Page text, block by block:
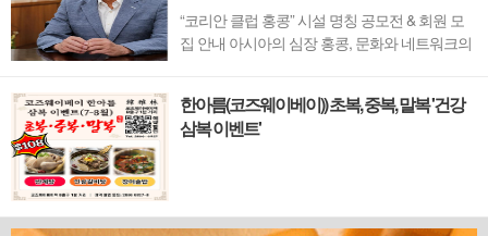
“코리안 클럽 홍콩” 시설 명칭 공모전 & 회원 모
집 안내 아시아의 심장 홍콩, 문화와 네트워크의
홍콩. 이 역동적인 글로벌 허브의 중심에서 한국
의 깊이 있는 문화유산과 세계적 감각을 잇는 새
한아름(코즈웨이베이)) 초복, 중복, 말복 '건강
삼복 이벤트'